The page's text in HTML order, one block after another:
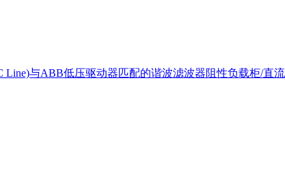
Line)与ABB低压驱动器匹配的谐波滤波器阻性负载柜/直